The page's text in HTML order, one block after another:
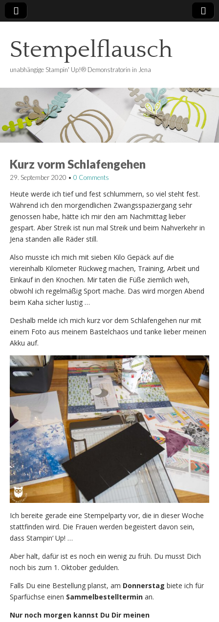
Stempelflausch
unabhängige Stampin' Up!® Demonstratorin in Jena
Kurz vorm Schlafengehen
29. September 2020 • 0 Comments
Heute werde ich tief und fest schlummern, so viel steht fest.
Während ich den morgendlichen Zwangsspaziergang sehr
genossen habe, hätte ich mir den am Nachmittag lieber
gespart. Aber Streik ist nun mal Streik und beim Nahverkehr in
Jena standen alle Räder still.
Also musste ich mich mit sieben Kilo Gepäck auf die
viereinhalb Kilometer Rückweg machen, Training, Arbeit und
Einkauf in den Knochen. Mir taten die Füße ziemlich weh,
obwohl ich regelmäßig Sport mache. Das wird morgen Abend
beim Kaha sicher lustig …
Deshalb melde ich mich kurz vor dem Schlafengehen nur mit
einem Foto aus meinem Bastelchaos und tanke lieber meinen
Akku auf.
Ich bereite gerade eine Stempelparty vor, die in dieser Woche
stattfinden wird. Die Frauen werden begeistert davon sein,
dass Stampin‘ Up! …
Aber halt, dafür ist es noch ein wenig zu früh. Du musst Dich
noch bis zum 1. Oktober gedulden.
Falls Du eine Bestellung planst, am Donnerstag biete ich für
Sparfüchse einen Sammelbestelltermin an.
Nur noch morgen kannst Du Dir meinen